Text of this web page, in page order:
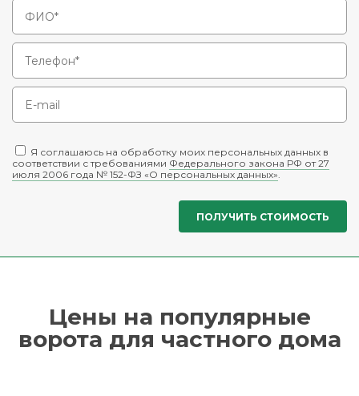
Я соглашаюсь на обработку моих персональных данных в
соответствии с требованиями Федерального закона РФ от 27
июля 2006 года № 152-ФЗ «О персональных данных».
Цены на популярные
ворота для частного дома